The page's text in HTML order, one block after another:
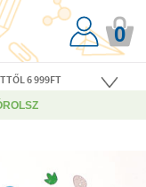
0
6 999FT